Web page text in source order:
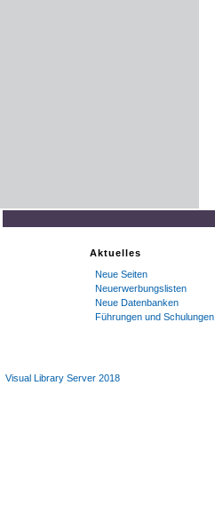
Aktuelles
Neue Seiten
Neuerwerbungslisten
Neue Datenbanken
Führungen und Schulungen
Visual Library Server 2018